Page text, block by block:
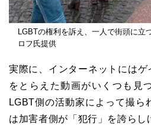
LGBTの権利を訴え、一人で街頭に立
ロフ氏提供
実際に、インターネットにはゲ
をとらえた動画がいくつも見
LGBT側の活動家によって撮ら
は加害者側が「犯行」を誇ら